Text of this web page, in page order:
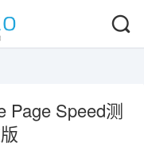
Page Speed测